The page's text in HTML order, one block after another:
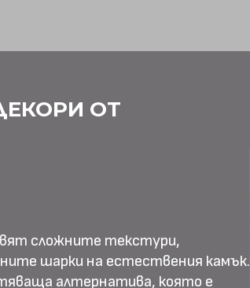
ОТ
сложните текстури,
шарки на естествения камък.
алтернатива, която е